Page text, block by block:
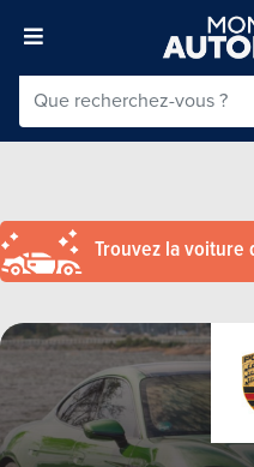
Trouvez la voiture